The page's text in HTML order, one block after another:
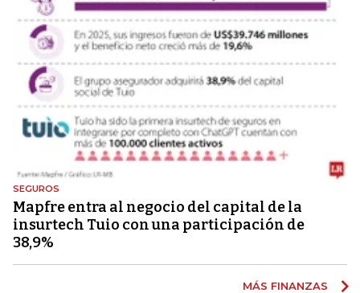
SEGUROS
Mapfre entra al negocio del capital de la
insurtech Tuio con una participación de
38,9%
MÁS FINANZAS